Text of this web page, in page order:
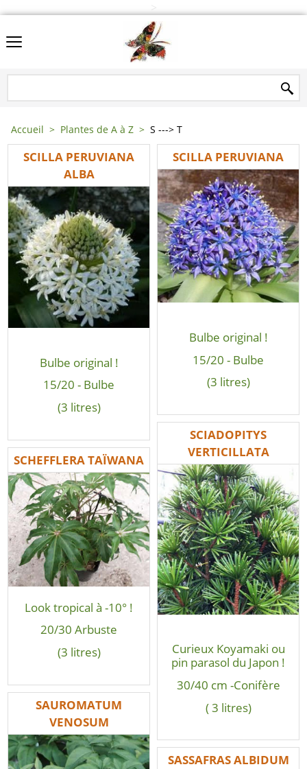
Accueil > Plantes de A à Z > S ---> T
SCILLA PERUVIANA
ALBA
Bulbe original !
15/20 - Bulbe
(3 litres)
SCILLA PERUVIANA
Bulbe original !
15/20 - Bulbe
(3 litres)
SCIADOPITYS
VERTICILLATA
Curieux Koyamaki ou
pin parasol du Japon !
30/40 cm -Conifère
( 3 litres)
SCHEFFLERA TAÏWANA
Look tropical à -10° !
20/30 Arbuste
(3 litres)
SAUROMATUM
VENOSUM
SASSAFRAS ALBIDUM